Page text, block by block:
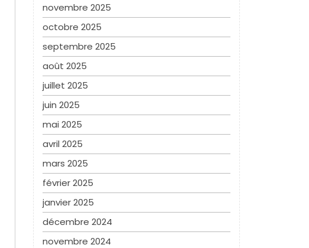
novembre 2025
octobre 2025
septembre 2025
août 2025
juillet 2025
juin 2025
mai 2025
avril 2025
mars 2025
février 2025
janvier 2025
décembre 2024
novembre 2024